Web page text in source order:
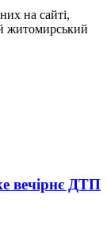
на сайті,
житомирський
вечірнє ДТП